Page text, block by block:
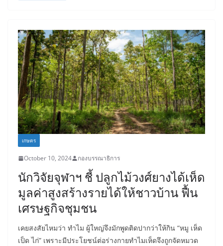
เกษตร
October 10, 2024 กองบรรณาธิการ
นักวิจัยจุฬาฯ ชี้ ปลูกไม้วงศ์ยางได้เห็ด
มูลค่าสูงสร้างรายได้ให้ชาวบ้าน ฟื้น
เศรษฐกิจชุมชน
เคยสงสัยไหมว่า ทำไม ผู้ใหญ่จึงมักพูดติดปากว่าให้กิน “หมู เห็ด
เป็ด ไก่” เพราะมีประโยชน์ต่อร่างกายทำไมเห็ดจึงถูกจัดหมวด